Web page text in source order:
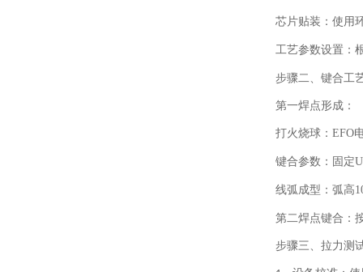
芯片贴装：使用
工艺参数设置：
步骤二、 键合工
第一焊点形成：
打火烧球： EFO
键合参数：固定
线弧成型：弧高
第二焊点键合：
步骤三、 拉力测